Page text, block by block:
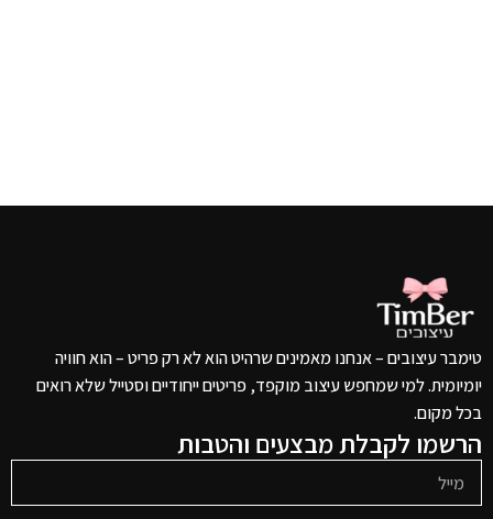
טימבר עיצובים – אנחנו מאמינים שרהיט הוא לא רק פריט – הוא חוויה
יומיומית. למי שמחפש עיצוב מוקפד, פריטים ייחודיים וסטייל שלא רואים
בכל מקום.
הרשמו לקבלת מבצעים והטבות